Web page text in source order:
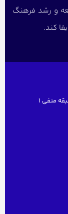
و رشد فرهنگ
کند.
منفی ۱